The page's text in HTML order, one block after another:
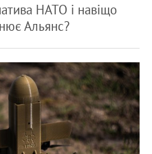
НАТО і навіщо
Альянс?